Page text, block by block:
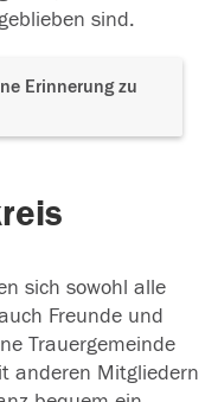
sind.
Erinnerung zu
sich sowohl alle
Freunde und
Trauergemeinde
anderen Mitgliedern